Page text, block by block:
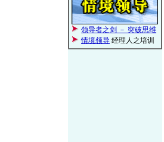
领导者之剑 － 突破思维
情境领导 经理人之培训